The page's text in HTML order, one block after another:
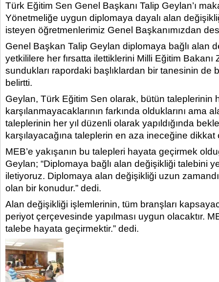
Türk Eğitim Sen Genel Başkanı Talip Geylan’ı
Yönetmeliğe uygun diplomaya dayalı alan
isteyen öğretmenlerimiz Genel Başkanımızdan
Genel Başkan Talip Geylan diplomaya bağlı alan
yetkililere her fırsatta ilettiklerini Milli Eğitim Bakanı
sundukları rapordaki başlıklardan bir tanesinin de
belirtti.
Geylan, Türk Eğitim Sen olarak, bütün taleplerinin
karşılanmayacaklarının farkında olduklarını ama
taleplerinin her yıl düzenli olarak yapıldığında
karşılayacağına taleplerin en aza ineceğine dikkat
MEB’e yakışanın bu talepleri hayata geçirmek
Geylan; “Diplomaya bağlı alan değişikliği talebini
iletiyoruz. Diplomaya alan değişikliği uzun
olan bir konudur.” dedi.
Alan değişikliği işlemlerinin, tüm branşları
periyot çerçevesinde yapılması uygun olacaktır.
talebe hayata geçirmektir.” dedi.